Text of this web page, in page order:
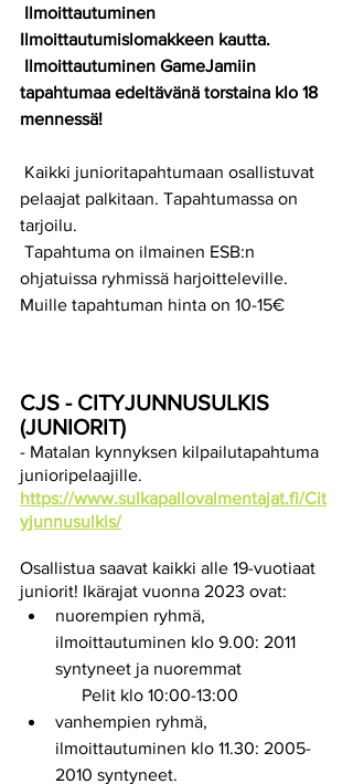
Ilmoittautumislomakkeen kautta.
tapahtumaa edeltävänä torstaina klo 18
mennessä!
pelaajat palkitaan. Tapahtumassa on
tarjoilu.
ohjatuissa ryhmissä harjoitteleville.
Muille tapahtuman hinta on 10-15€
CJS - CITYJUNNUSULKIS
(JUNIORIT)
- Matalan kynnyksen kilpailutapahtuma
junioripelaajille.
https://www.sulkapallovalmentajat.fi/Cit
yjunnusulkis/
Osallistua saavat kaikki alle 19-vuotiaat
juniorit! Ikärajat vuonna 2023 ovat:
nuorempien ryhmä,
ilmoittautuminen klo 9.00: 2011
syntyneet ja nuoremmat
      Pelit klo 10:00-13:00
vanhempien ryhmä,
ilmoittautuminen klo 11.30: 2005-
2010 syntyneet.